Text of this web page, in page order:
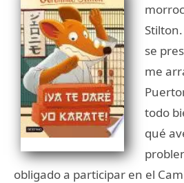
se
me
todo
qué
obligado a participar en el